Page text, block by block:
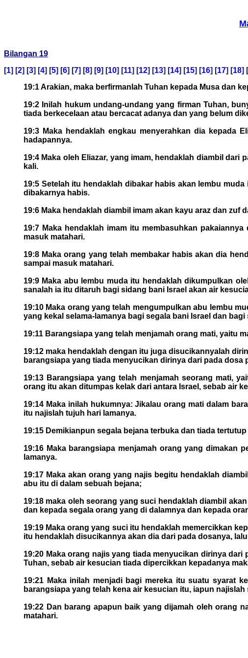
Bilangan 19
[1] [2] [3] [4] [5] [6] [7] [8] [9] [10] [11] [12] [13] [14] [15] [16] [17] [18] [
19:1 Arakian, maka berfirmanlah Tuhan kepada Musa dan
19:2 Inilah hukum undang-undang yang firman Tuhan,
tiada berkecelaan atau bercacat adanya dan yang belum
19:3 Maka hendaklah engkau menyerahkan dia kepada
hadapannya.
19:4 Maka oleh Eliazar, yang imam, hendaklah diambil
kali.
19:5 Setelah itu hendaklah dibakar habis akan lembu
dibakarnya habis.
19:6 Maka hendaklah diambil imam akan kayu araz dan
19:7 Maka hendaklah imam itu membasuhkan
masuk matahari.
19:8 Maka orang yang telah membakar habis akan dia
sampai masuk matahari.
19:9 Maka abu lembu muda itu hendaklah dikumpulkan
sanalah ia itu ditaruh bagi sidang bani Israel akan air
19:10 Maka orang yang telah mengumpulkan abu lembu
yang kekal selama-lamanya bagi segala bani Israel dan
19:11 Barangsiapa yang telah menjamah orang mati, yaitu
19:12 maka hendaklah dengan itu juga disucikannyalah
barangsiapa yang tiada menyucikan dirinya dari pada
19:13 Barangsiapa yang telah menjamah seorang mati,
orang itu akan ditumpas kelak dari antara Israel, sebab air
19:14 Maka inilah hukumnya: Jikalau orang mati dalam
itu najislah tujuh hari lamanya.
19:15 Demikianpun segala bejana terbuka dan tiada
19:16 Maka barangsiapa menjamah orang yang dimakan
lamanya.
19:17 Maka akan orang yang najis begitu hendaklah
abu itu di dalam sebuah bejana;
19:18 maka oleh seorang yang suci hendaklah diambil
dan kepada segala orang yang di dalamnya dan kepada
19:19 Maka orang yang suci itu hendaklah memercikkan
itu hendaklah disucikannya akan dia dari pada dosanya,
19:20 Maka orang najis yang tiada menyucikan dirinya
Tuhan, sebab air kesucian tiada dipercikkan kepadanya
19:21 Maka inilah menjadi bagi mereka itu suatu syarat
barangsiapa yang telah kena air kesucian itu, iapun
19:22 Dan barang apapun baik yang dijamah oleh orang
matahari.